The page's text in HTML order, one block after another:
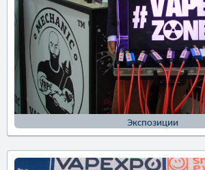
Экспозиции